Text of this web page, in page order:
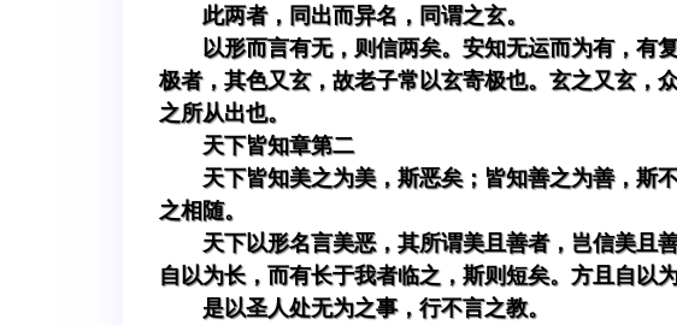
此两者，同出而异名，同谓之玄。
以形而言有无，则信两矣。安知无运而为有，有
极者，其色又玄，故老子常以玄寄极也。玄之又玄，
之所从出也。
天下皆知章第二
天下皆知美之为美，斯恶矣；皆知善之为善，斯
之相随。
天下以形名言美恶，其所谓美且善者，岂信美且
自以为长，而有长于我者临之，斯则短矣。方且自以
是以圣人处无为之事，行不言之教。